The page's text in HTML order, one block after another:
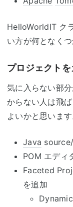
HelloWorldIT ク
い方が何となくつ
プロジェクト
気に入らない部
からない人は飛
よいかと思います
Java
POM エディ
Faceted
を追加